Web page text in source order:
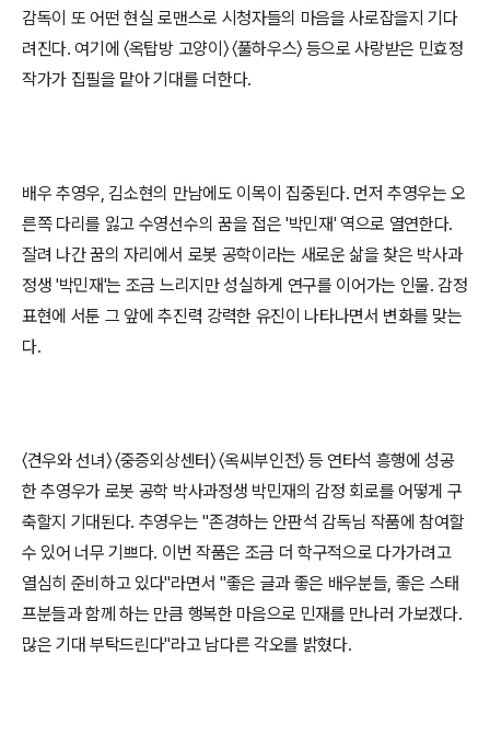
감독이 또 어떤 현실 로맨스로 시청자들의 마음을 사로잡을지 기다
려진다. 여기에 〈옥탑방 고양이〉 〈풀하우스〉 등으로 사랑받은 민효정
작가가 집필을 맡아 기대를 더한다.
배우 추영우, 김소현의 만남에도 이목이 집중된다. 먼저 추영우는 오
른쪽 다리를 잃고 수영선수의 꿈을 접은 '박민재' 역으로 열연한다.
잘려 나간 꿈의 자리에서 로봇 공학이라는 새로운 삶을 찾은 박사과
정생 '박민재'는 조금 느리지만 성실하게 연구를 이어가는 인물. 감정
표현에 서툰 그 앞에 추진력 강력한 유진이 나타나면서 변화를 맞는
다.
〈견우와 선녀〉 〈중증외상센터〉 〈옥씨부인전〉 등 연타석 흥행에 성공
한 추영우가 로봇 공학 박사과정생 박민재의 감정 회로를 어떻게 구
축할지 기대된다. 추영우는 "존경하는 안판석 감독님 작품에 참여할
수 있어 너무 기쁘다. 이번 작품은 조금 더 학구적으로 다가가려고
열심히 준비하고 있다"라면서 "좋은 글과 좋은 배우분들, 좋은 스태
프분들과 함께 하는 만큼 행복한 마음으로 민재를 만나러 가보겠다.
많은 기대 부탁드린다"라고 남다른 각오를 밝혔다.